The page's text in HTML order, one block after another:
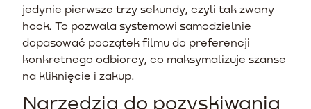
jedynie pierwsze trzy sekundy, czyli tak zwany
hook. To pozwala systemowi samodzielnie
dopasować początek filmu do preferencji
konkretnego odbiorcy, co maksymalizuje szanse
na kliknięcie i zakup.
Narzędzia do pozyskiwania